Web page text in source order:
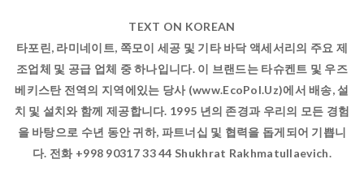
TEXT ON KOREAN
타포린, 라미네이트, 쪽모이 세공 및 기타 바닥 액세서리의 주요 제
조업체 및 공급 업체 중 하나입니다. 이 브랜드는 타슈켄트 및 우즈
베키스탄 전역의 지역에있는 당사 (www.EcoPol.Uz)에서 배송, 설
치 및 설치와 함께 제공합니다. 1995 년의 존경과 우리의 모든 경험
을 바탕으로 수년 동안 귀하, 파트너십 및 협력을 돕게되어 기쁩니
다. 전화 +998 90317 33 44 Shukhrat Rakhmatullaevich.